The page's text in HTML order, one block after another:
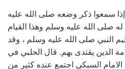
سمعوا ذكر وضعه صلى الله عليه
صلى الله عليه وسلم وهذا القيام
النبي صلى الله عليه وسلم ، وقد
الذين يقتدى بهم. قال الحلبي في
السبكي اجتمع عنده كثير من